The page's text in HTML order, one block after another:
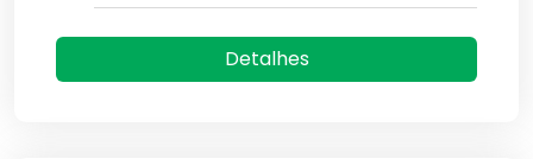
Detalhes